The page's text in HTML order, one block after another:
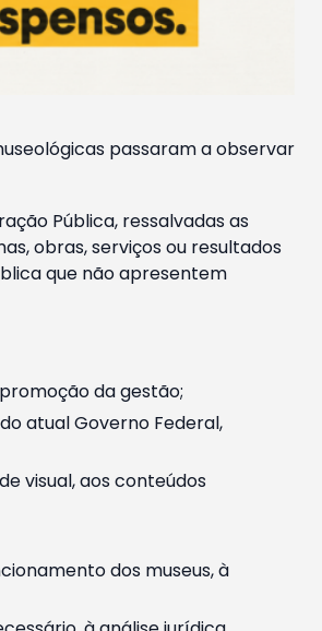
passaram a observar
Pública, ressalvadas as
obras, serviços ou resultados
que não apresentem
da gestão;
atual Governo Federal,
visual, aos conteúdos
dos museus, à